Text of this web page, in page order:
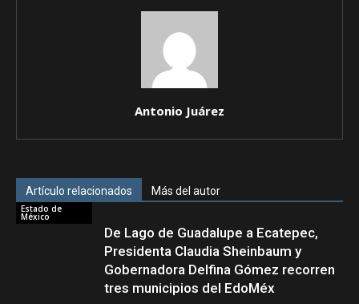
Antonio Juárez
Artículo relacionados Más del autor
Estado de
México
De Lago de Guadalupe a Ecatepec,
Presidenta Claudia Sheinbaum y
Gobernadora Delfina Gómez recorren
tres municipios del EdoMéx